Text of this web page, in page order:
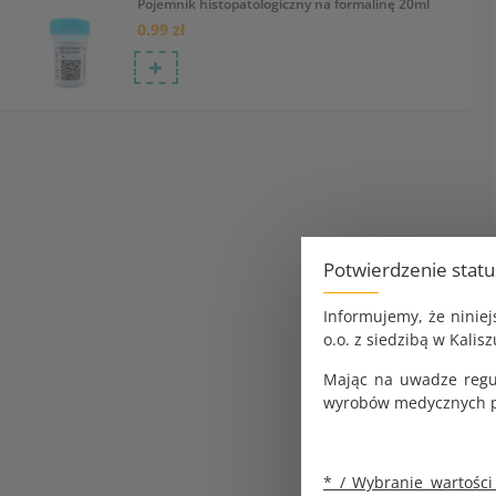
Potwierdzenie
Informujemy, że
o.o. z siedzibą w
Mając na uwadze
wyrobów medycznych
* / Wybranie wartości
0.99 zł